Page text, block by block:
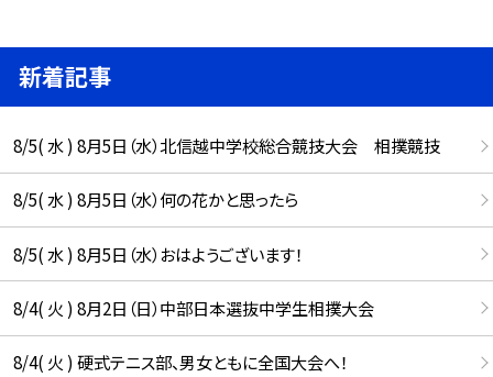
新着記事
8/5( 水 ) 8月5日（水）北信越中学校総合競技大会 相撲競技
8/5( 水 ) 8月5日（水）何の花かと思ったら
8/5( 水 ) 8月5日（水）おはようございます！
8/4( 火 ) 8月2日（日）中部日本選抜中学生相撲大会
8/4( 火 ) 硬式テニス部、男女ともに全国大会へ！